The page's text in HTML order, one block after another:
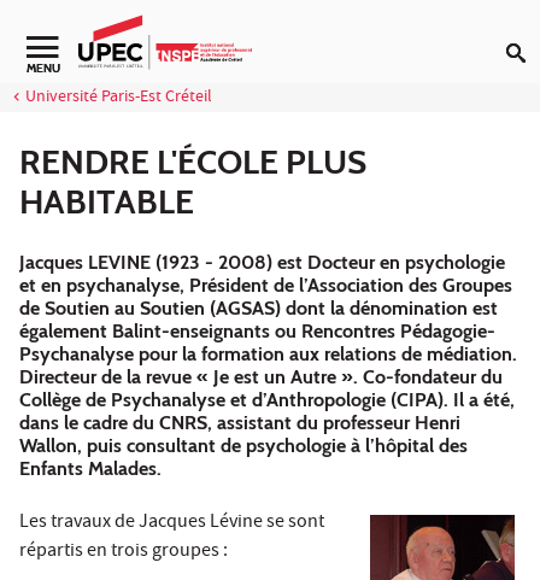
Aller au contenu
MENU
Université Paris-Est Créteil
RENDRE L'ÉCOLE PLUS
HABITABLE
Jacques LEVINE (1923 - 2008) est Docteur en psychologie
et en psychanalyse, Président de l’Association des Groupes
de Soutien au Soutien (AGSAS) dont la dénomination est
également Balint-enseignants ou Rencontres Pédagogie-
Psychanalyse pour la formation aux relations de médiation.
Directeur de la revue « Je est un Autre ». Co-fondateur du
Collège de Psychanalyse et d’Anthropologie (CIPA). Il a été,
dans le cadre du CNRS, assistant du professeur Henri
Wallon, puis consultant de psychologie à l’hôpital des
Enfants Malades.
Les travaux de Jacques Lévine se sont
répartis en trois groupes :